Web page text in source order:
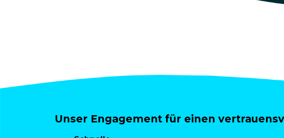
Unser Engagement für einen